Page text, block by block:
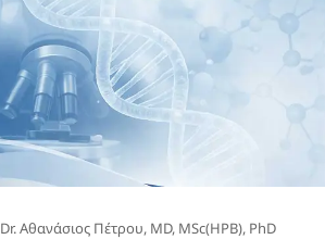
Dr. Αθανάσιος Πέτρου, MD, MSc(HPB), PhD